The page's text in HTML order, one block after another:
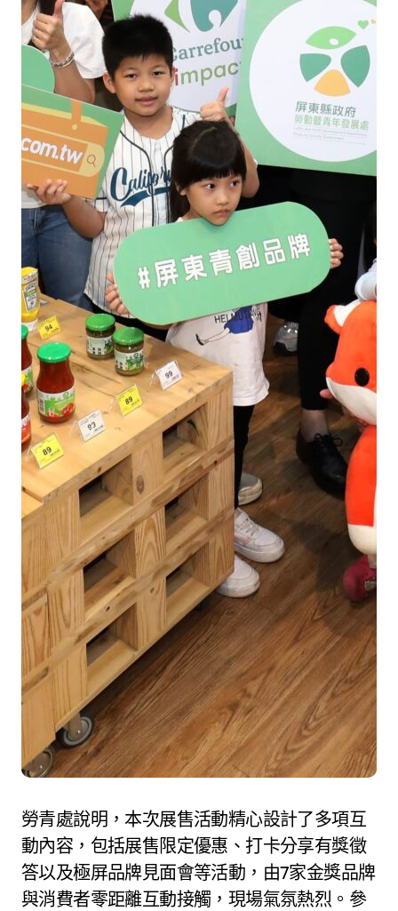
勞青處說明，本次展售活動精心設計了多項互
動內容，包括展售限定優惠、打卡分享有獎徵
答以及極屏品牌見面會等活動，由7家金獎品牌
與消費者零距離互動接觸，現場氣氛熱烈。參